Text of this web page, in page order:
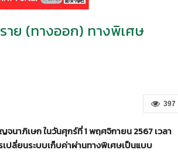
ย (ทางออก) ทางพิเศษ
397
นาภิเษก ในวันศุกร์ที่ 1 พฤศจิกายน 2567 เวลา
เปลี่ยนระบบเก็บค่าผ่านทางพิเศษเป็นแบบ